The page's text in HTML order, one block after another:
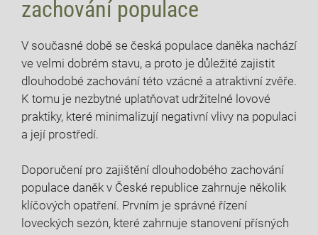
zachování populace
V ‍současné době se česká populace daněka nachází
‌ve velmi dobrém stavu, a proto je důležité zajistit
dlouhodobé​ zachování této vzácné a atraktivní zvěře.
K tomu je nezbytné​ uplatňovat udržitelné lovové
praktiky, které⁤ minimalizují negativní vlivy na populaci
a její prostředí.
Doporučení pro zajištění dlouhodobého zachování
populace daněk v České republice zahrnuje několik
klíčových opatření. Prvním je správné řízení
loveckých sezón, které zahrnuje stanovení přísných